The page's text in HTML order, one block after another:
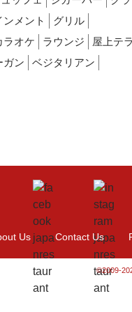
メント
グリル
ラオケ ラウンジ
屋上テ
ガン
ベジタリアン
Us Contact Us
©2009-